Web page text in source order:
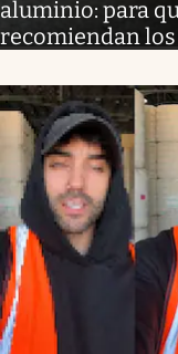
aluminio: para
recomiendan